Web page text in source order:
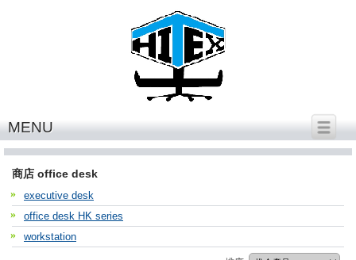
MENU
office desk
商店 office desk
executive desk
office desk HK series
workstation